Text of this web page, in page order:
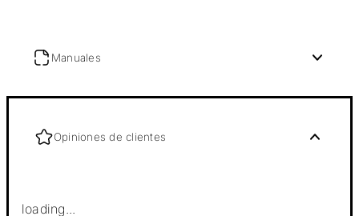
Manuales
Opiniones de clientes
loading...